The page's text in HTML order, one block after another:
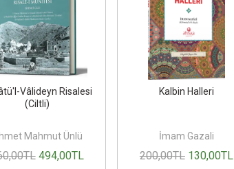
Vâlideyn Risalesi
(Ciltli)
Mahmut Ünlü
,00TL 494,00TL
Kalbin Halleri
İmam Gazali
200,00TL 130,00TL